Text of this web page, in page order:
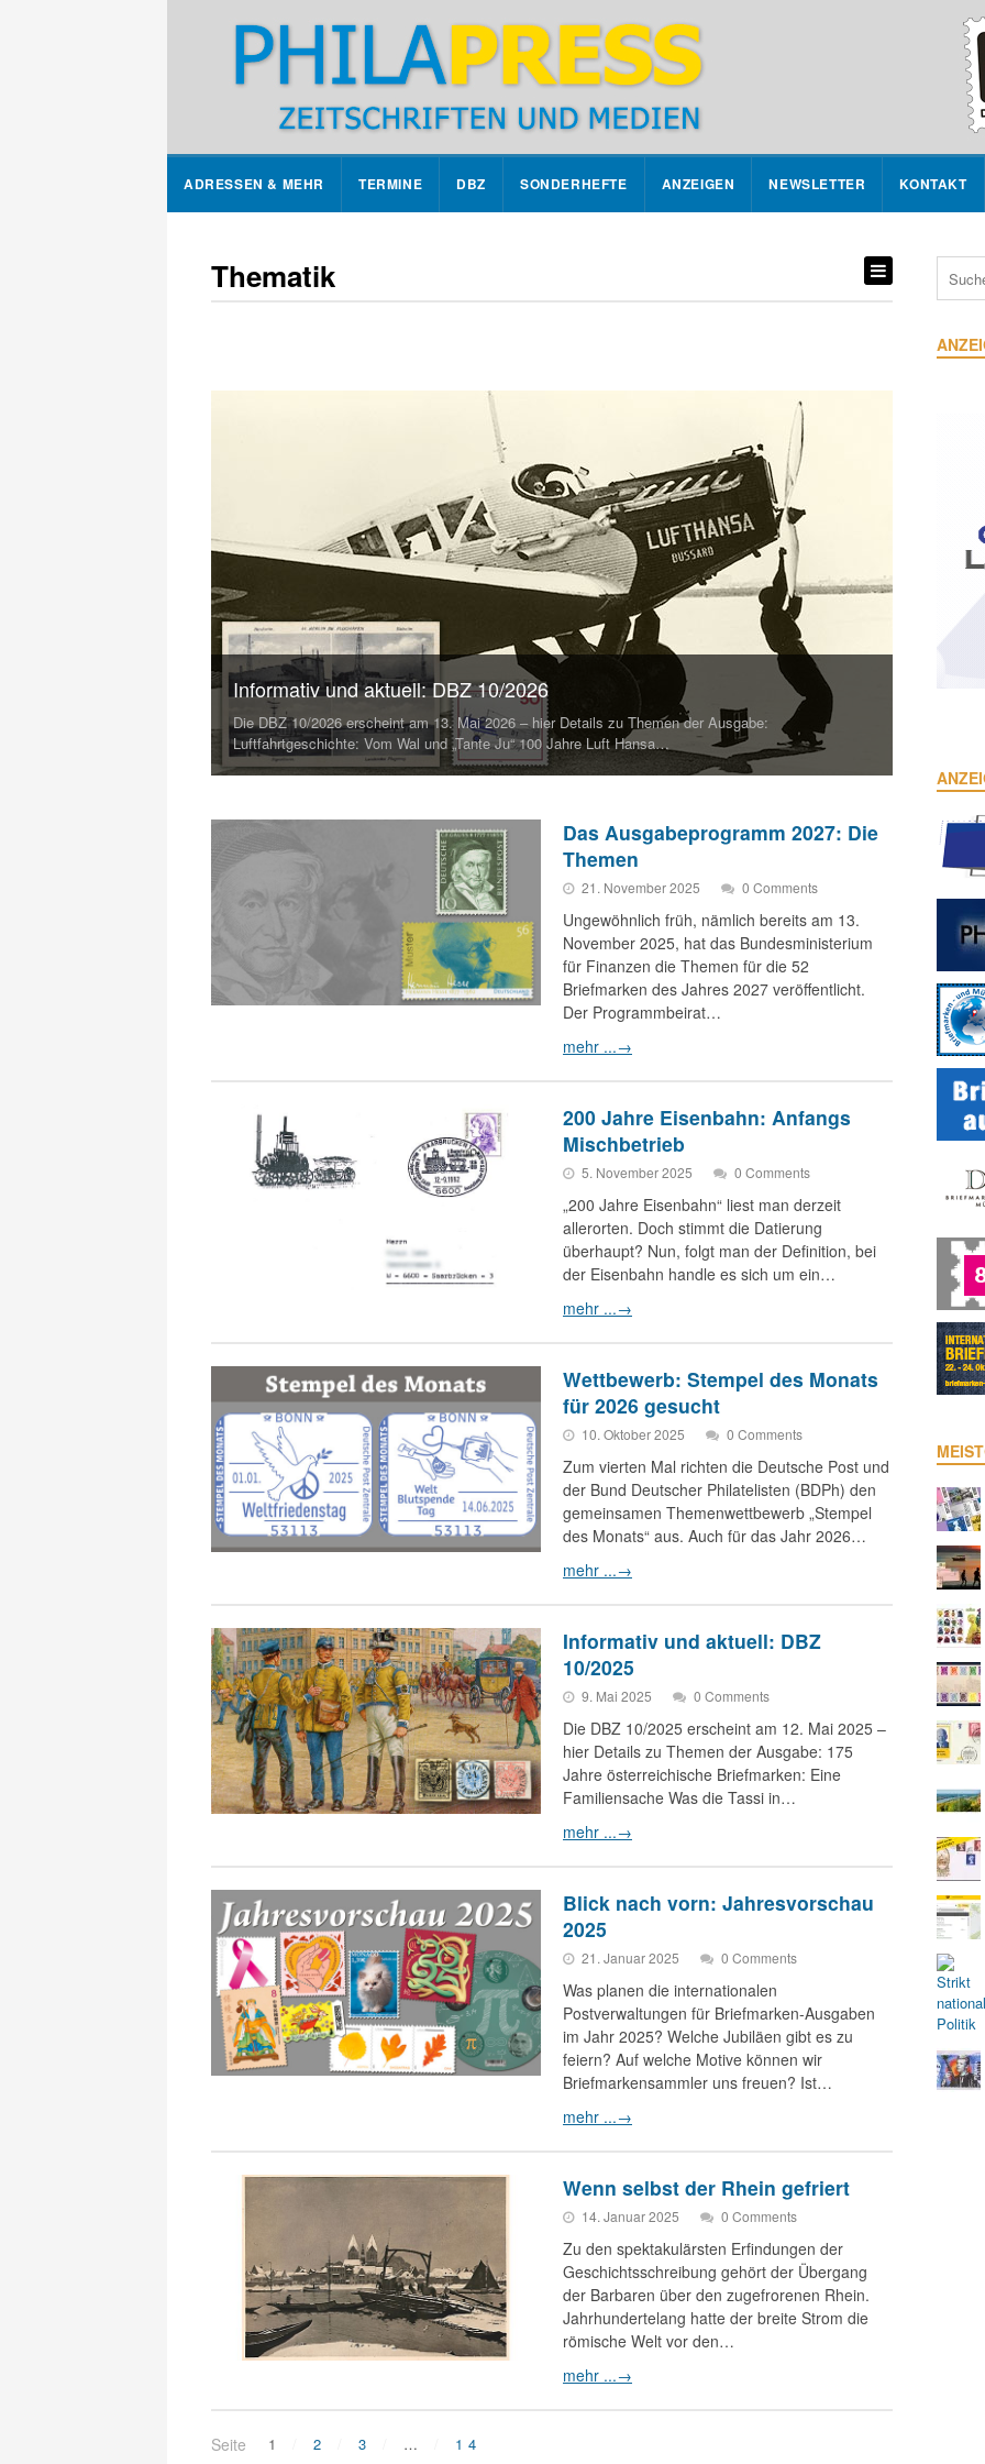
ADRESSEN & MEHR TERMINE DBZ SONDERHEFTE ANZEIGEN NEWSLETTER KONTAKT
Thematik
Informativ und aktuell: DBZ 10/2026
Die DBZ 10/2026 erscheint am 13. Mai 2026 – hier Details zu Themen der Ausgabe:
Luftfahrtgeschichte: Vom Wal und „Tante Ju“ 100 Jahre Luft Hansa…
Das Ausgabeprogramm 2027: Die
Themen
21. November 2025 0 Comments
Ungewöhnlich früh, nämlich bereits am 13.
November 2025, hat das Bundesministerium
für Finanzen die Themen für die 52
Briefmarken des Jahres 2027 veröffentlicht.
Der Programmbeirat…
mehr ...→
200 Jahre Eisenbahn: Anfangs
Mischbetrieb
5. November 2025 0 Comments
„200 Jahre Eisenbahn“ liest man derzeit
allerorten. Doch stimmt die Datierung
überhaupt? Nun, folgt man der Definition, bei
der Eisenbahn handle es sich um ein…
mehr ...→
Wettbewerb: Stempel des Monats
für 2026 gesucht
10. Oktober 2025 0 Comments
Zum vierten Mal richten die Deutsche Post und
der Bund Deutscher Philatelisten (BDPh) den
gemeinsamen Themenwettbewerb „Stempel
des Monats“ aus. Auch für das Jahr 2026…
mehr ...→
Informativ und aktuell: DBZ
10/2025
9. Mai 2025 0 Comments
Die DBZ 10/2025 erscheint am 12. Mai 2025 –
hier Details zu Themen der Ausgabe: 175
Jahre österreichische Briefmarken: Eine
Familiensache Was die Tassi in…
mehr ...→
Blick nach vorn: Jahresvorschau
2025
21. Januar 2025 0 Comments
Was planen die internationalen
Postverwaltungen für Briefmarken-Ausgaben
im Jahr 2025? Welche Jubiläen gibt es zu
feiern? Auf welche Motive können wir
Briefmarkensammler uns freuen? Ist…
mehr ...→
Wenn selbst der Rhein gefriert
14. Januar 2025 0 Comments
Zu den spektakulärsten Erfindungen der
Geschichtsschreibung gehört der Übergang
der Barbaren über den zugefrorenen Rhein.
Jahrhundertelang hatte der breite Strom die
römische Welt vor den…
mehr ...→
Seite 1 2 3 … 14